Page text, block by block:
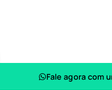
Fale agora com